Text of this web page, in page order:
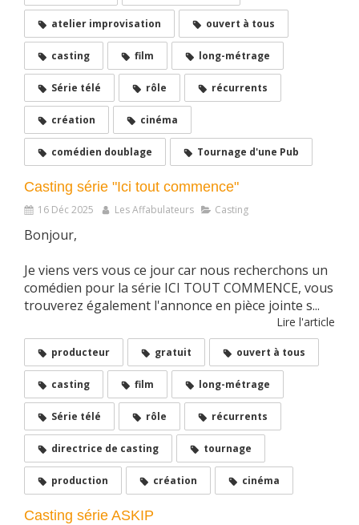
atelier improvisation ouvert à tous
casting film long-métrage
Série télé rôle récurrents
création cinéma
comédien doublage Tournage d'une Pub
Casting série "Ici tout commence"
16 Déc 2025 Les Affabulateurs Casting
Bonjour,
Je viens vers vous ce jour car nous recherchons un
comédien pour la série ICI TOUT COMMENCE, vous
trouverez également l'annonce en pièce jointe s...
Lire l'article
producteur gratuit ouvert à tous
casting film long-métrage
Série télé rôle récurrents
directrice de casting tournage
production création cinéma
Casting série ASKIP